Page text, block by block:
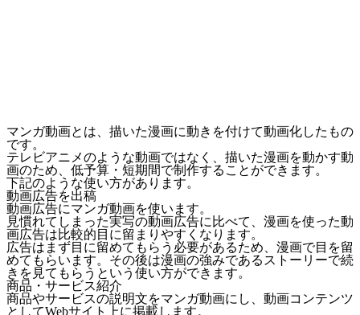
マンガ動画とは、描いた漫画に動きを付けて動画化したもの
です。
テレビアニメのような動画ではなく、描いた漫画を動かす動
画のため、低予算・短期間で制作することができます。
下記のような使い方があります。
動画広告を出稿
動画広告にマンガ動画を使います。
見慣れてしまった実写の動画広告に比べて、漫画を使った動
画広告は比較的目に留まりやすくなります。
広告はまず目に留めてもらう必要があるため、漫画で目を留
めてもらいます。その後は漫画の強みであるストーリーで続
きを見てもらう という使い方ができます。
商品・サービス紹介
商品やサービスの説明文をマンガ動画にし、動画コンテンツ
としてWebサイト上に掲載します。